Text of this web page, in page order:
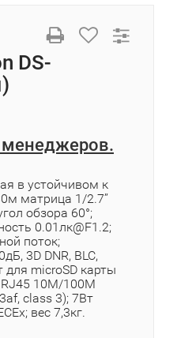
DS-
менеджеров.
в устойчивом к
матрица 1/2.7’’
обзора 60°;
0.01лк@F1.2;
поток;
3D DNR, BLC,
для microSD карты
10M/100M
class 3); 7Вт
вес 7,3кг.